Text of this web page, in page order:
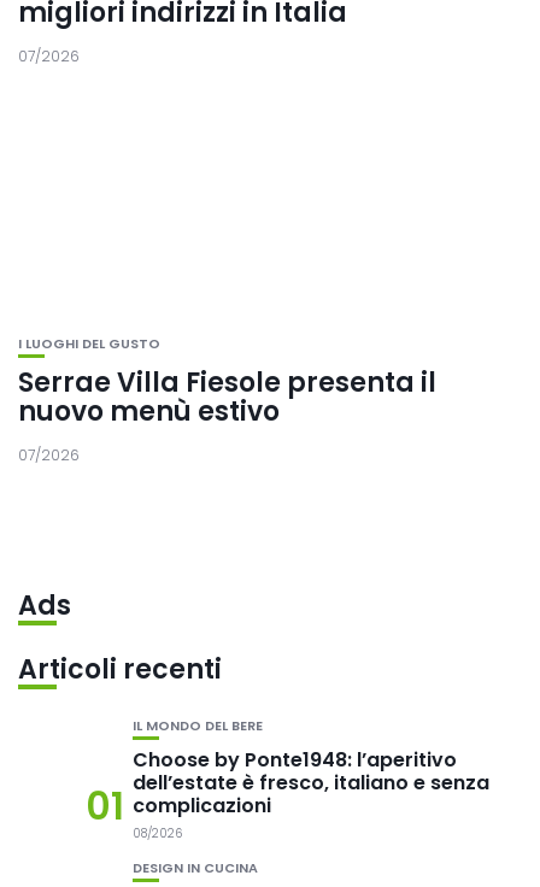
migliori indirizzi in Italia
07/2026
I LUOGHI DEL GUSTO
Serrae Villa Fiesole presenta il
nuovo menù estivo
07/2026
Ads
Articoli recenti
01
IL MONDO DEL BERE
Choose by Ponte1948: l’aperitivo
dell’estate è fresco, italiano e senza
complicazioni
08/2026
DESIGN IN CUCINA